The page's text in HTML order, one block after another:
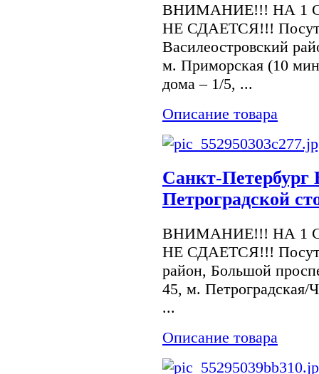
ВНИМАНИЕ!!! НА 1
НЕ СДАЕТСЯ!!!
Василеостровский
м. Приморская (10
дома – 1/5, ...
Описание товара
Санкт-Петербург
Петроградской
ВНИМАНИЕ!!! НА 1
НЕ СДАЕТСЯ!!!
район, Большой
45, м. Петроградская/
...
Описание товара